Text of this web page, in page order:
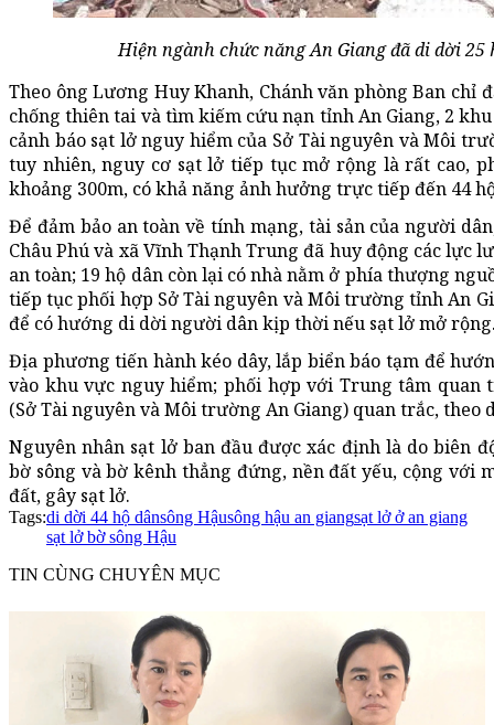
Hiện ngành chức năng An Giang đã di dời 25
Theo ông Lương Huy Khanh, Chánh văn phòng Ban chỉ
chống thiên tai và tìm kiếm cứu nạn tỉnh An Giang, 2
cảnh báo sạt lở nguy hiểm của Sở Tài nguyên và Môi
tuy nhiên, nguy cơ sạt lở tiếp tục mở rộng là rất cao,
khoảng 300m, có khả năng ảnh hưởng trực tiếp đến 44
Để đảm bảo an toàn về tính mạng, tài sản của người
Châu Phú và xã Vĩnh Thạnh Trung đã huy động các lực
an toàn; 19 hộ dân còn lại có nhà nằm ở phía thượng
tiếp tục phối hợp Sở Tài nguyên và Môi trường tỉnh An
để có hướng di dời người dân kịp thời nếu sạt lở mở
Địa phương tiến hành kéo dây, lắp biển báo tạm để
vào khu vực nguy hiểm; phối hợp với Trung tâm
(Sở Tài nguyên và Môi trường An Giang) quan trắc, theo
Nguyên nhân sạt lở ban đầu được xác định là do biên
bờ sông và bờ kênh thẳng đứng, nền đất yếu, cộng với
đất, gây sạt lở.
Tags:di dời 44 hộ dânsông Hậusông hậu an giangsạt lở ở an giang
sạt lở bờ sông Hậu
TIN CÙNG CHUYÊN MỤC